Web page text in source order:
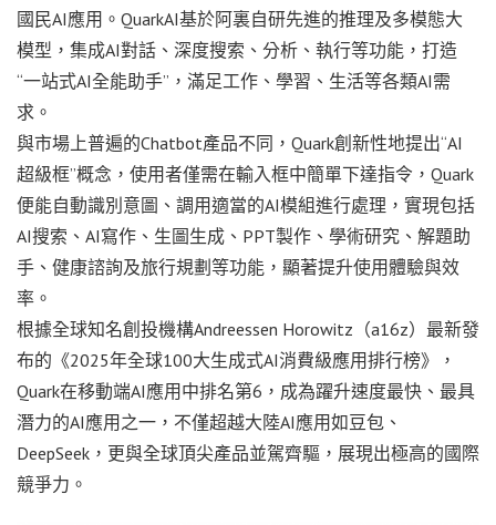
國民AI應用。QuarkAI基於阿裏自研先進的推理及多模態大
模型，集成AI對話、深度搜索、分析、執行等功能，打造
“一站式AI全能助手”，滿足工作、學習、生活等各類AI需
求。
與市場上普遍的Chatbot產品不同，Quark創新性地提出“AI
超級框”概念，使用者僅需在輸入框中簡單下達指令，Quark
便能自動識別意圖、調用適當的AI模組進行處理，實現包括
AI搜索、AI寫作、生圖生成、PPT製作、學術研究、解題助
手、健康諮詢及旅行規劃等功能，顯著提升使用體驗與效
率。
根據全球知名創投機構Andreessen Horowitz（a16z）最新發
布的《2025年全球100大生成式AI消費級應用排行榜》，
Quark在移動端AI應用中排名第6，成為躍升速度最快、最具
潛力的AI應用之一，不僅超越大陸AI應用如豆包、
DeepSeek，更與全球頂尖產品並駕齊驅，展現出極高的國際
競爭力。